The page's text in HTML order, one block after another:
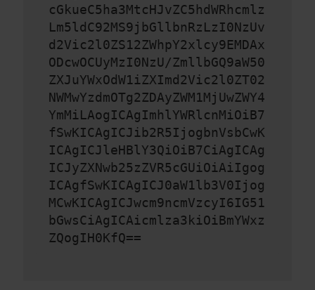
cGkueC5ha3MtcHJvZC5hdWRhcmlz
Lm5ldC92MS9jbGllbnRzLzI0NzUv
d2Vic2l0ZS12ZWhpY2xlcy9EMDAx
ODcwOCUyMzI0NzU/ZmllbGQ9aW50
ZXJuYWxOdW1iZXImd2Vic2l0ZT02
NWMwYzdmOTg2ZDAyZWM1MjUwZWY4
YmMiLAogICAgImhlYWRlcnMiOiB7
fSwKICAgICJib2R5IjogbnVsbCwK
ICAgICJleHBlY3QiOiB7CiAgICAg
ICJyZXNwb25zZVR5cGUiOiAiIgog
ICAgfSwKICAgICJ0aW1lb3V0Ijog
MCwKICAgICJwcm9ncmVzcyI6IG51
bGwsCiAgICAicmlza3kiOiBmYWxz
ZQogIH0KfQ==